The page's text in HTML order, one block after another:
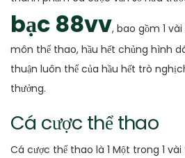
bạc 88vv, bao gồm 1
môn thể thao, hầu hết chủng hình
thuận luôn thể của hầu hết trò
thưởng.
Cá cược thể thao
Cá cược thể thao là 1 Một trong 1